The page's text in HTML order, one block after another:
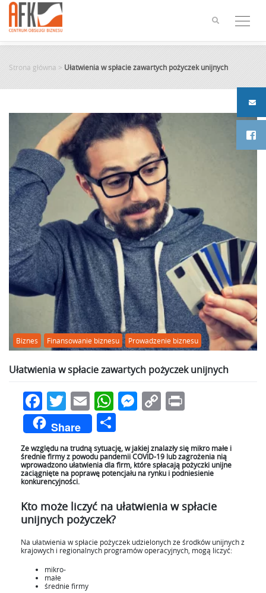
content
Strona główna > Ułatwienia w spłacie zawartych pożyczek unijnych
Biznes Finansowanie biznesu Prowadzenie biznesu
Ułatwienia w spłacie zawartych pożyczek unijnych
Facebook
Twitter
EmailWhatsApp
Messenger
Copy
Share
się
Ze względu na trudną sytuację, w jakiej znalazły się mikro małe i
średnie firmy z powodu pandemii COVID-19 lub zagrożenia nią
wprowadzono ułatwienia dla firm, które spłacają pożyczki unijne
zaciągnięte na poprawę potencjału na rynku i podniesienie
konkurencyjności.
Kto może liczyć na ułatwienia w spłacie
unijnych pożyczek?
Na ułatwienia w spłacie pożyczek udzielonych ze środków unijnych z
krajowych i regionalnych programów operacyjnych, mogą liczyć:
mikro-
małe
średnie firmy